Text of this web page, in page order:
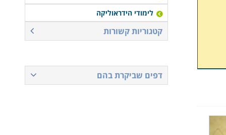
לימודי הידראוליקה
קטגוריות קשורות
דפים שביקרת בהם